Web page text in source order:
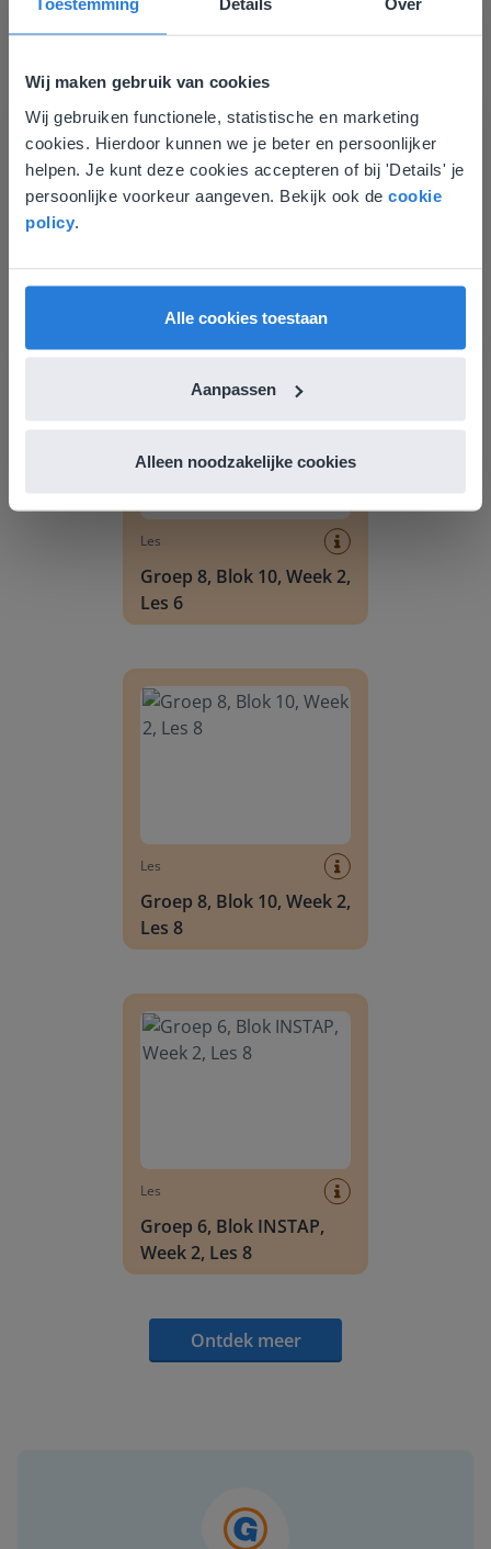
Wij maken gebruik van cookies
Wij gebruiken functionele, statistische en marketing
cookies. Hierdoor kunnen we je beter en persoonlijker
helpen. Je kunt deze cookies accepteren of bij 'Details' je
persoonlijke voorkeur aangeven. Bekijk ook de cookie
policy
Alle cookies toestaan
Aanpassen
Alleen noodzakelijke cookies
Groep 8, Blok 9, Week 3, Les 11
Les
Groep 8, Blok 10, Week 2,
Les 6
Les
Groep 8, Blok 10, Week 2,
Les 8
Les
Groep 6, Blok INSTAP,
Week 2, Les 8
Ontdek meer
Deze website komt niet
overeen met je locatie
Gezien je locatie, denken we dat je misschien
liever naar de website voor English gaat. Hier
English
Vlaanderen